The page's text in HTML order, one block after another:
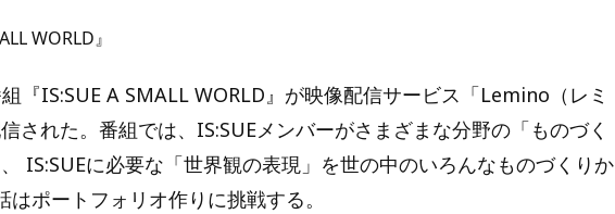
WORLD』
『IS:SUE A SMALL WORLD』が映像配信サービス「Lemino（レミ
された。番組では、IS:SUEメンバーがさまざまな分野の「ものづく
IS:SUEに必要な「世界観の表現」を世の中のいろんなものづくりか
はポートフォリオ作りに挑戦する。